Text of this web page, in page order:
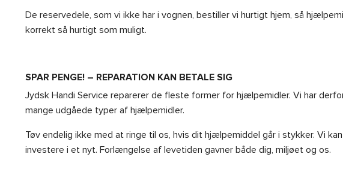
De reservedele, som vi ikke har i vognen, bestiller vi hurtigt hjem, så
korrekt så hurtigt som muligt.
SPAR PENGE! – REPARATION KAN BETALE SIG
Jydsk Handi Service reparerer de fleste former for hjælpemidler. Vi har
mange udgåede typer af hjælpemidler.
Tøv endelig ikke med at ringe til os, hvis dit hjælpemiddel går i stykker. Vi
investere i et nyt. Forlængelse af levetiden gavner både dig, miljøet og os.